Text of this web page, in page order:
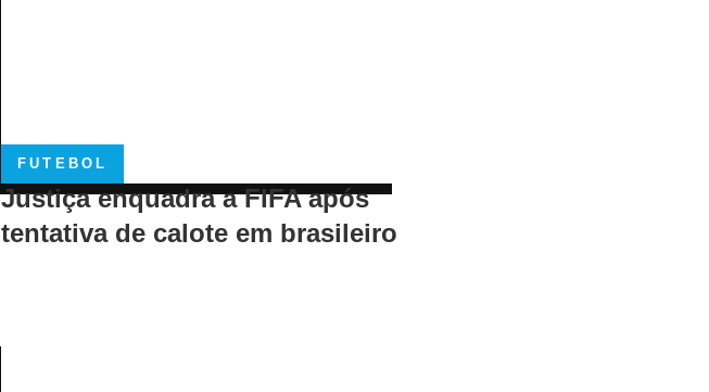
FUTEBOL
Justiça enquadra a FIFA após
tentativa de calote em brasileiro